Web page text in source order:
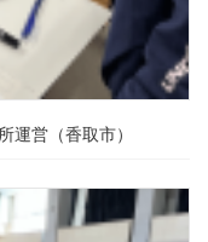
運営（香取市）